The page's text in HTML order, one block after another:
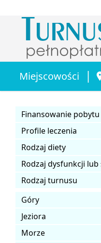
Miejscowości |
Finansowanie pobytu
Profile leczenia
Rodzaj diety
Rodzaj dysfunkcji
Rodzaj turnusu
Góry
Jeziora
Morze